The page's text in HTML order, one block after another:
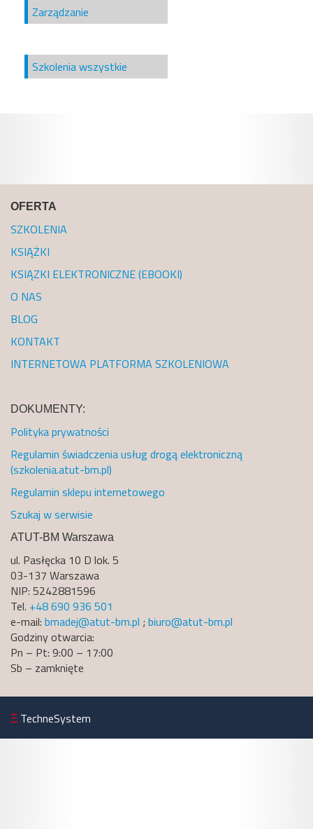
Zarządzanie
Szkolenia wszystkie
OFERTA
SZKOLENIA
KSIĄŻKI
KSIĄZKI ELEKTRONICZNE (EBOOKI)
O NAS
BLOG
KONTAKT
INTERNETOWA PLATFORMA SZKOLENIOWA
DOKUMENTY:
Polityka prywatności
Regulamin świadczenia usług drogą elektroniczną
(szkolenia.atut-bm.pl)
Regulamin sklepu internetowego
Szukaj w serwisie
ATUT-BM Warszawa
ul. Pasłęcka 10 D lok. 5
03-137 Warszawa
NIP: 5242881596
Tel. +48 690 936 501
e-mail: bmadej@atut-bm.pl ; biuro@atut-bm.pl
Godziny otwarcia:
Pn – Pt: 9:00 – 17:00
Sb – zamknięte
Ξ TechneSystem